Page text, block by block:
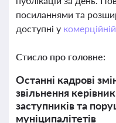
посиланнями та
доступні у
Стисло про головне:
Останні кадрові
звільнення
заступників та
муніципалітетів